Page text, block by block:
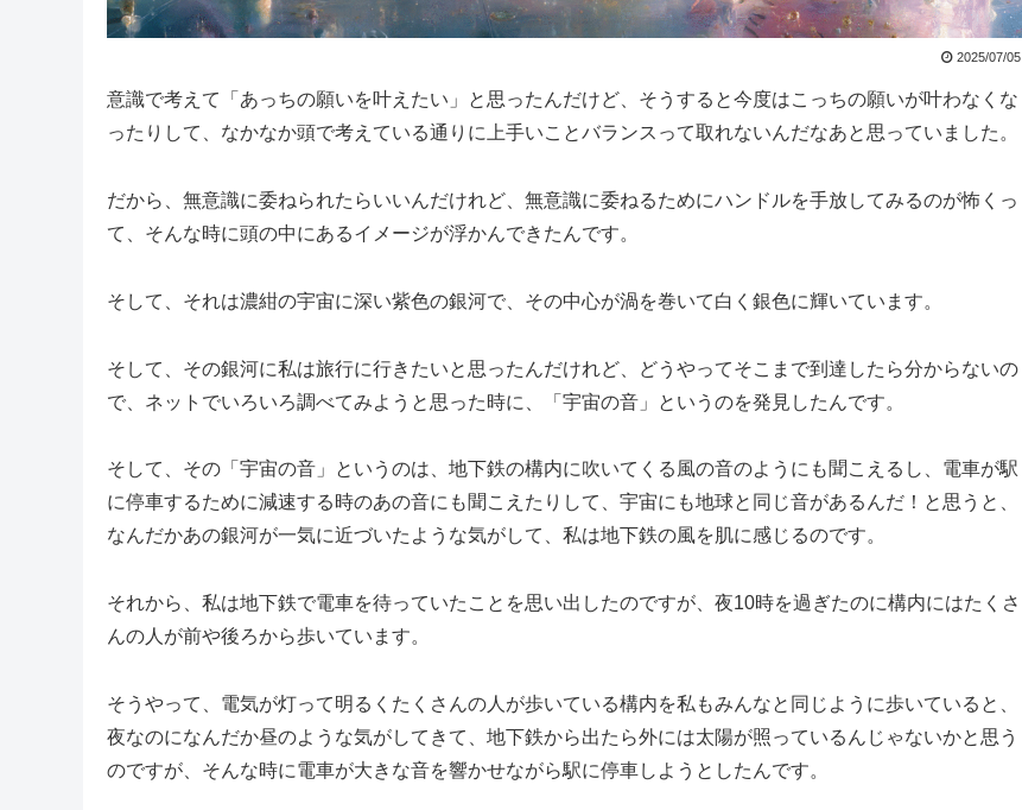
2025/07/05
意識で考えて「あっちの願いを叶えたい」と思ったんだけど、そうすると今度はこっちの願いが叶わなくな
ったりして、なかなか頭で考えている通りに上手いことバランスって取れないんだなあと思っていました。
だから、無意識に委ねられたらいいんだけれど、無意識に委ねるためにハンドルを手放してみるのが怖くっ
て、そんな時に頭の中にあるイメージが浮かんできたんです。
そして、それは濃紺の宇宙に深い紫色の銀河で、その中心が渦を巻いて白く銀色に輝いています。
そして、その銀河に私は旅行に行きたいと思ったんだけれど、どうやってそこまで到達したら分からないの
で、ネットでいろいろ調べてみようと思った時に、「宇宙の音」というのを発見したんです。
そして、その「宇宙の音」というのは、地下鉄の構内に吹いてくる風の音のようにも聞こえるし、電車が駅
に停車するために減速する時のあの音にも聞こえたりして、宇宙にも地球と同じ音があるんだ！と思うと、
なんだかあの銀河が一気に近づいたような気がして、私は地下鉄の風を肌に感じるのです。
それから、私は地下鉄で電車を待っていたことを思い出したのですが、夜10時を過ぎたのに構内にはたくさ
んの人が前や後ろから歩いています。
そうやって、電気が灯って明るくたくさんの人が歩いている構内を私もみんなと同じように歩いていると、
夜なのになんだか昼のような気がしてきて、地下鉄から出たら外には太陽が照っているんじゃないかと思う
のですが、そんな時に電車が大きな音を響かせながら駅に停車しようとしたんです。